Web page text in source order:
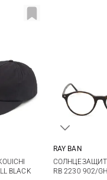
BLACK
RAY BAN
RB 2230 902/